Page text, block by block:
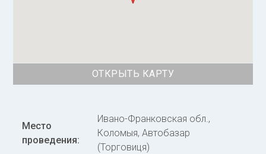
ОТКРЫТЬ КАРТУ
Место
проведения:
Ивано-Франковская обл.,
Коломыя, Автобазар
(Торговиця)